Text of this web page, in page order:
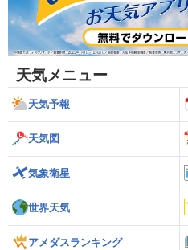
天気メニュー
天気予報
天気図
気象衛星
世界天気
アメダスランキング